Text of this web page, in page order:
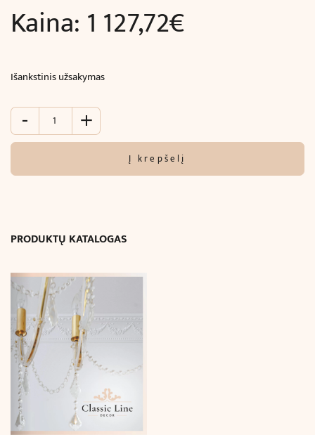
Kaina: 1 127,72€
Išankstinis užsakymas
-
produkto
Lubinis
TITANIA
cm)
+
Į krepšelį
PRODUKTŲ KATALOGAS